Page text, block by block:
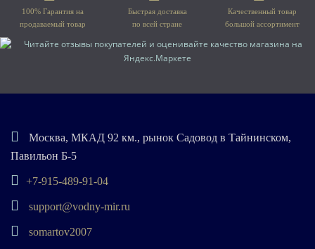
100% Гарантия на
продаваемый товар
Быстрая доставка
по всей стране
Качественный товар
большой ассортимент
Москва, МКАД 92 км., рынок Садовод в Тайнинском,
Павильон Б-5
+7-915-489-91-04
support@vodny-mir.ru
somartov2007